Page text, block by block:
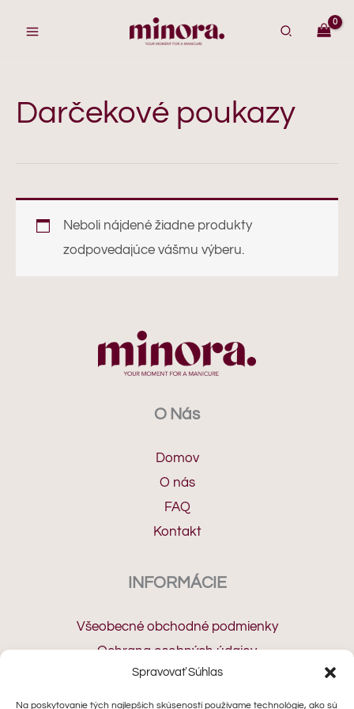
Spravovať Súhlas
Na poskytovanie tých najlepších skúseností používame technológie, ako sú
Darčekové poukazy
Neboli nájdené žiadne produkty
zodpovedajúce vášmu výberu.
O Nás
Domov
O nás
FAQ
Kontakt
INFORMÁCIE
Všeobecné obchodné podmienky
Ochrana osobných údajov
Cookies
Odstúpenie od zmluvy